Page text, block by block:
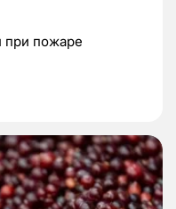
при пожаре